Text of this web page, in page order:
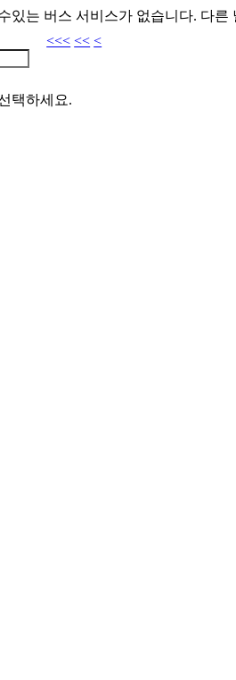
있는 버스 서비스가 없습니다. 다
<<< << <
택하세요.